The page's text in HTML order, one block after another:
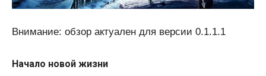
Внимание: обзор актуален для версии 0.1.1.1
Начало новой жизни